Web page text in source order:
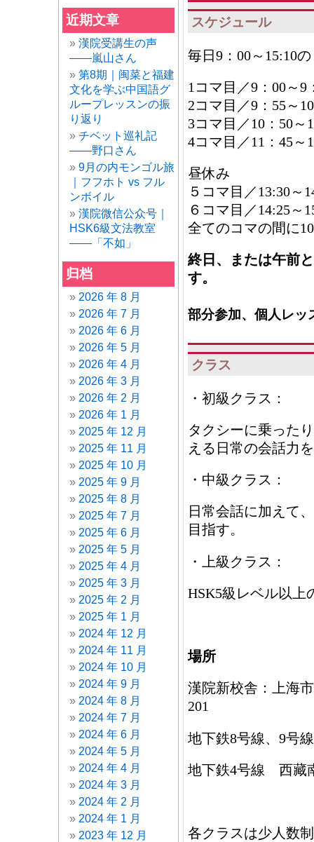
近期文章
漢院受講生の声
——嵐山さん
第8期｜闽菜と福建
文化を学ぶ中国語グ
ループレッスンの振
り返り
チベット巡礼記
——野口さん
9月の内モンゴル旅
｜フフホト vs フル
ンボイル
漢院微信公众号｜
HSK6級文法教室
——「不如」
归档
2026 年 8 月
2026 年 7 月
2026 年 6 月
2026 年 5 月
2026 年 4 月
2026 年 3 月
2026 年 2 月
2026 年 1 月
2025 年 12 月
2025 年 11 月
2025 年 10 月
2025 年 9 月
2025 年 8 月
2025 年 7 月
2025 年 6 月
2025 年 5 月
2025 年 4 月
2025 年 3 月
2025 年 2 月
2025 年 1 月
2024 年 12 月
2024 年 11 月
2024 年 10 月
2024 年 9 月
2024 年 8 月
2024 年 7 月
2024 年 6 月
2024 年 5 月
2024 年 4 月
2024 年 3 月
2024 年 2 月
2024 年 1 月
2023 年 12 月
スケジュール
毎日9：00～15:10
1コマ目／9：00～9
2コマ目／9：55～
3コマ目／10：50～
4コマ目／11：45～
昼休み
５コマ目／13:30～
６コマ目／14:25～
全てのコマの間に
終日、または午前
す。
部分参加、個人レッ
クラス
・初級クラス：
タクシーに乗った
える日常の会話力
・中級クラス：
日常会話に加えて
目指す。
・上級クラス：
HSK5級レベル以上
場所
漢院新校舎：上海
201
地下鉄8号線、9号
地下鉄4号線 西藏
各クラスは少人数